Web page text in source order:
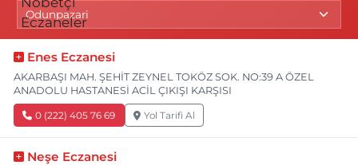
Enes Eczanesi
AKARBAŞI MAH. ŞEHİT ZEYNEL TOKÖZ SOK. NO:39 A ÖZEL
ANADOLU HASTANESİ ACİL ÇIKIŞI KARŞISI
0 (222) 405 76 69 Yol Tarifi Al
Neşe Eczanesi